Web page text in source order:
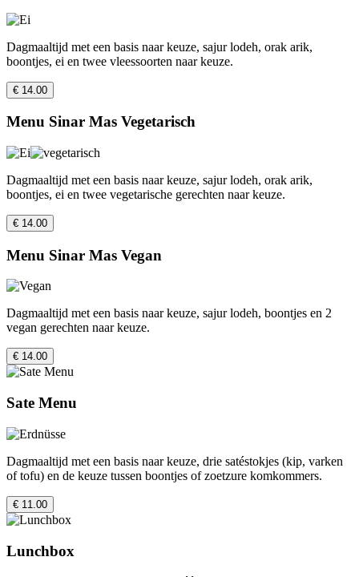
Dagmaaltijd met een basis naar keuze, sajur lodeh, orak arik,
boontjes, ei en twee vleessoorten naar keuze.
€ 14.00
Menu Sinar Mas Vegetarisch
Dagmaaltijd met een basis naar keuze, sajur lodeh, orak arik,
boontjes, ei en twee vegetarische gerechten naar keuze.
€ 14.00
Menu Sinar Mas Vegan
Dagmaaltijd met een basis naar keuze, sajur lodeh, boontjes en 2
vegan gerechten naar keuze.
€ 14.00
Sate Menu
Dagmaaltijd met een basis naar keuze, drie satéstokjes (kip, varken
of tofu) en de keuze tussen boontjes of zoetzure komkommers.
€ 11.00
Lunchbox